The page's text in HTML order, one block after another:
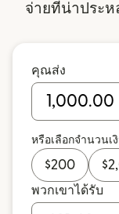
จ่ายที่น่าประห
คุณส่ง
หรือเลือกจำนวนเ
$200 $
พวกเขาได้รับ